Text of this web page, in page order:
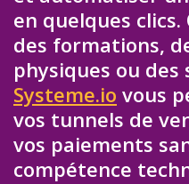
en quelques
des formations,
physiques ou des
Systeme.io vous
vos tunnels de
vos paiements
compétence